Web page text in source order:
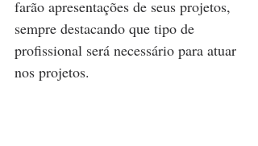
farão apresentações de seus projetos,
sempre destacando que tipo de
profissional será necessário para atuar
nos projetos.